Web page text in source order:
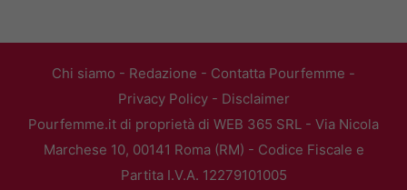
Chi siamo - Redazione - Contatta Pourfemme -
Privacy Policy- Disclaimer
Pourfemme.it di proprietà di WEB 365 SRL - Via Nicola
Marchese 10, 00141 Roma (RM) - Codice Fiscale e
Partita I.V.A. 12279101005